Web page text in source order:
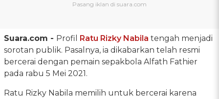
Suara.com - Profil Ratu Rizky Nabila tengah menjadi
sorotan publik. Pasalnya, ia dikabarkan telah resmi
bercerai dengan pemain sepakbola Alfath Fathier
pada rabu 5 Mei 2021.
Ratu Rizky Nabila memilih untuk bercerai karena